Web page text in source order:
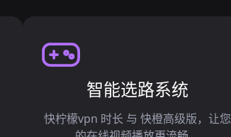
智能选路系统
快柠檬vpn 时长 与 快橙高级版，让您